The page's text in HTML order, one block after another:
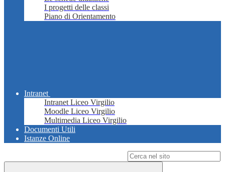
I progetti delle classi
Piano di Orientamento
Intranet
Intranet Liceo Virgilio
Moodle Liceo Virgilio
Multimedia Liceo Virgilio
Documenti Utili
Istanze Online